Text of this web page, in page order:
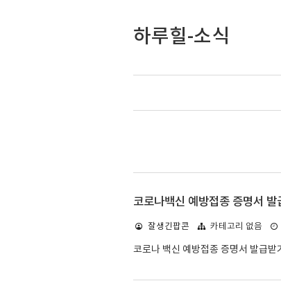
하루힐-소식
코로나백신 예방접종 증명서 발
잘생긴팝콘 카테고리 없음
코로나 백신 예방접종 증명서 발급받